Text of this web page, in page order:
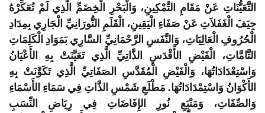
التَّعَيُّنَاتِ عَنْ مَقَامِ التَّمْكِينِ، وَالْبَحْرِ الْخِضَمِّ الَّذِي لَمْ تُعَكِّرْهُ
جِيَفَ الْغَفَلاَتِ عَنْ صَفَاءِ الْيَقِينِ، الْقَلَمِ النُّورَانِيِّ الْجَارِي بِمِدَادِ
الْحُرُوفِ الْعَالِيَاتِ، وَالنَّفَسِ الرَّحْمَانِيِّ السَّارِي بَمَوَادِ الْكَلِمَاتِ
التَّامَّاتِ، الْفَيْضِ الأَقْدَسِ الذَّاتِيِّ الَّذِي تَعَيَّنَتْ بِهِ الأَعْيَانُ
وَاسْتِعْدَادَاتُهَا، وَالْفَيْضِ الْمُقَدَّسِ الصَفَاتِيِّ الَّذِي تَكَوَّنَتْ بِهِ
الأَكْوَانُ وَاسْتِمْدَادَاتُهَا. مَطْلَعِ شَمْسِ الذَّاتِ فِي سَمَاءِ الأَسْمَاءِ
وَالصِّفَاتِ، وَمَنْبَعِ نُورِ الإِفَاضَاتِ فِي رِيَاضِ النِّسَبِ